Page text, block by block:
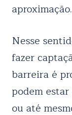
aproximação.
Nesse
fazer
barreira é
podem
ou até